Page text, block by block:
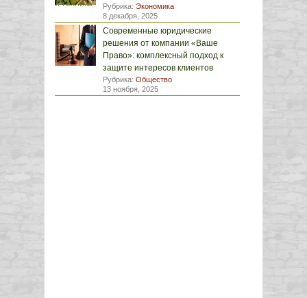
Рубрика: Экономика
8 декабря, 2025
Современные юридические
решения от компании «Ваше
Право»: комплексный подход к
защите интересов клиентов
Рубрика: Общество
13 ноября, 2025